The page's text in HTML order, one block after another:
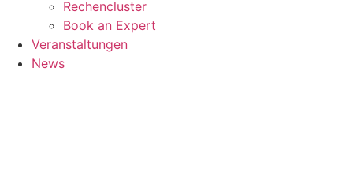
Rechencluster​
Book an Expert
Veranstaltungen
News